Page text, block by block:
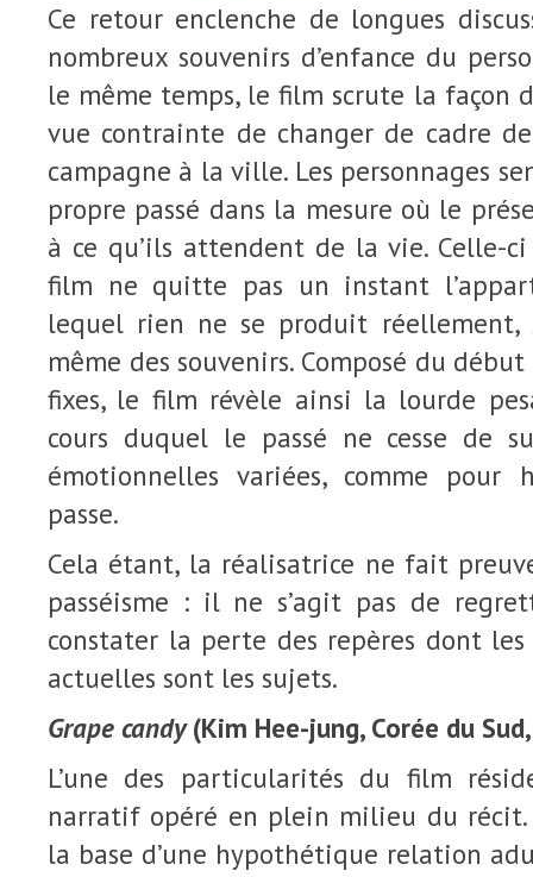
Ce retour enclenche de longues
nombreux souvenirs d’enfance du
le même temps, le film scrute la façon
vue contrainte de changer de cadre
campagne à la ville. Les personnages
propre passé dans la mesure où le
à ce qu’ils attendent de la vie. Celle-
film ne quitte pas un instant
lequel rien ne se produit réellement,
même des souvenirs. Composé du
fixes, le film révèle ainsi la lourde
cours duquel le passé ne cesse de
émotionnelles variées, comme
passe.
Cela étant, la réalisatrice ne fait
passéisme : il ne s’agit pas de
constater la perte des repères dont
actuelles sont les sujets.
Grape candy(Kim Hee-jung, Corée du
L’une des particularités du film
narratif opéré en plein milieu du récit.
la base d’une hypothétique relation